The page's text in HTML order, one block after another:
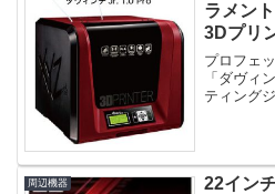
ラメン
3Dプリ
Pro」発
プロフェ
「ダヴィ
ティング
周辺機器
22イン